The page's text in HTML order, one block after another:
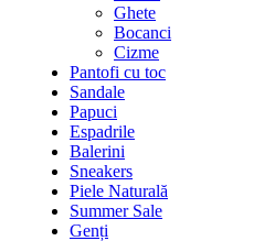
Ghete
Bocanci
Cizme
Pantofi cu toc
Sandale
Papuci
Espadrile
Balerini
Sneakers
Piele Naturală
Summer Sale
Genți